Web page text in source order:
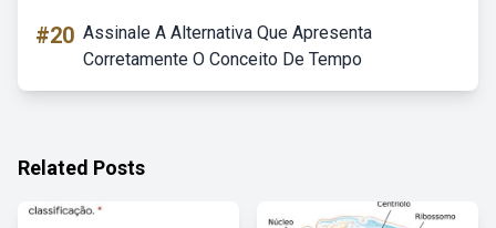
#20 Assinale A Alternativa Que Apresenta
Corretamente O Conceito De Tempo
Related Posts